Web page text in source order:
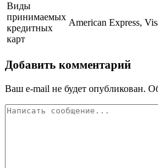
Виды
принимаемых
кредитных
карт
American Express,
Добавить комментарий
Ваш e-mail не будет опубликован.